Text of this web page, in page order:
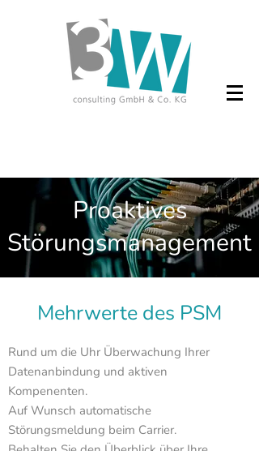
Proaktives
Störungsmanagement
Mehrwerte des PSM
Rund um die Uhr Überwachung Ihrer
Datenanbindung und aktiven
Kompenenten.
Auf Wunsch automatische
Störungsmeldung beim Carrier.